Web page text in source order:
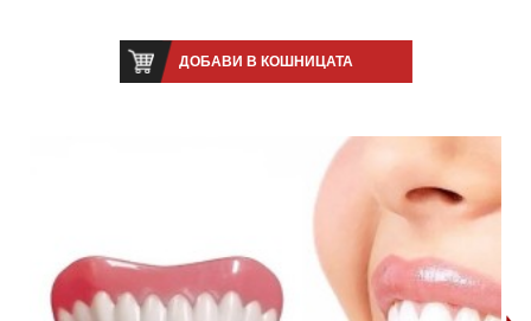
ДОБАВИ В КОШНИЦАТА